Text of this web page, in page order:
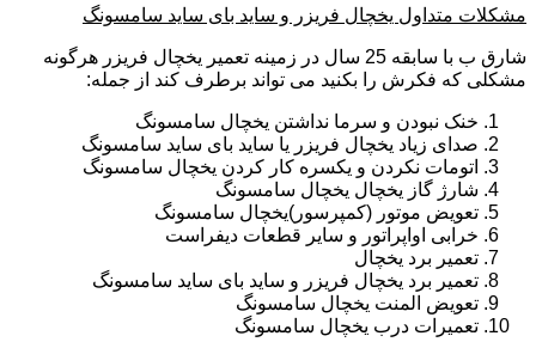
مشکلات متداول یخچال فریزر و ساید بای ساید سامسونگ
شارق ب با سابقه 25 سال در زمینه تعمیر یخچال فریزر هرگونه
مشکلی که فکرش را بکنید می تواند برطرف کند از جمله:
خنک نبودن و سرما نداشتن یخچال سامسونگ
صدای زیاد یخچال فریزر یا ساید بای ساید سامسونگ
اتومات نکردن و یکسره کار کردن یخچال سامسونگ
شارژ گاز یخچال یخچال سامسونگ
تعویض موتور (کمپرسور)یخچال سامسونگ
خرابی اواپراتور و سایر قطعات دیفراست
تعمیر برد یخچال
تعمیر برد یخچال فریزر و ساید بای ساید سامسونگ
تعویض المنت یخچال سامسونگ
تعمیرات درب یخچال سامسونگ